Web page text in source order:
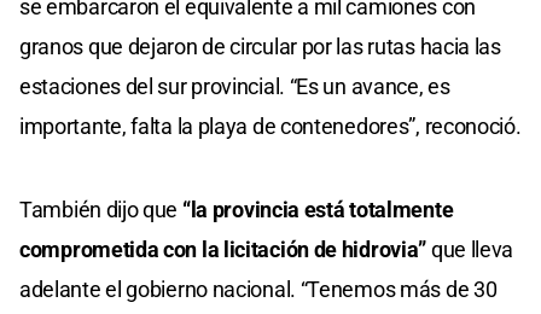
se embarcaron el equivalente a mil camiones con
granos que dejaron de circular por las rutas hacia las
estaciones del sur provincial. “Es un avance, es
importante, falta la playa de contenedores”, reconoció.
También dijo que “la provincia está totalmente
comprometida con la licitación de hidrovia”que lleva
adelante el gobierno nacional. “Tenemos más de 30